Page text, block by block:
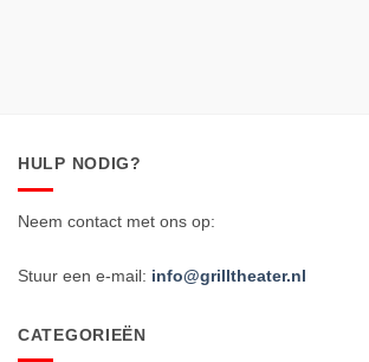
HULP NODIG?
Neem contact met ons op:
Stuur een e-mail: info@grilltheater.nl
CATEGORIEËN